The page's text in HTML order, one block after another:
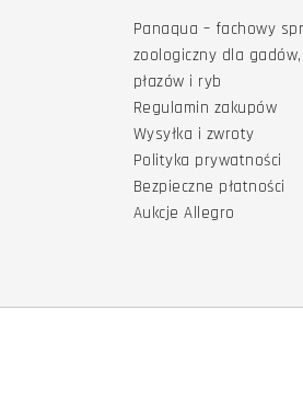
Panaqua – fachowy
zoologiczny dla gadów,
płazów i ryb
Regulamin zakupów
Wysyłka i zwroty
Polityka prywatności
Bezpieczne płatności
Aukcje Allegro